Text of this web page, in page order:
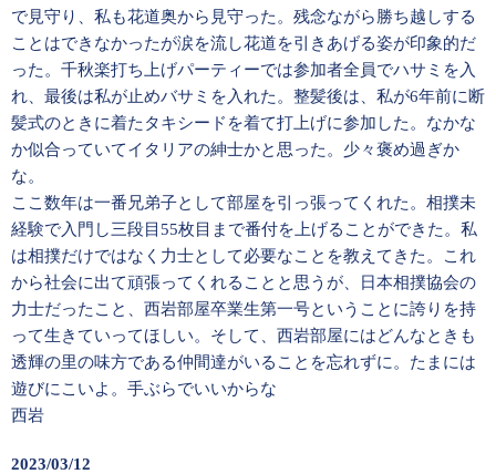
で見守り、私も花道奥から見守った。残念ながら勝ち越しする
ことはできなかったが涙を流し花道を引きあげる姿が印象的だ
った。千秋楽打ち上げパーティーでは参加者全員でハサミを入
れ、最後は私が止めバサミを入れた。整髪後は、私が6年前に断
髪式のときに着たタキシードを着て打上げに参加した。なかな
か似合っていてイタリアの紳士かと思った。少々褒め過ぎか
な。
ここ数年は一番兄弟子として部屋を引っ張ってくれた。相撲未
経験で入門し三段目55枚目まで番付を上げることができた。私
は相撲だけではなく力士として必要なことを教えてきた。これ
から社会に出て頑張ってくれることと思うが、日本相撲協会の
力士だったこと、西岩部屋卒業生第一号ということに誇りを持
って生きていってほしい。そして、西岩部屋にはどんなときも
透輝の里の味方である仲間達がいることを忘れずに。たまには
遊びにこいよ。手ぶらでいいからな
西岩
2023/03/12